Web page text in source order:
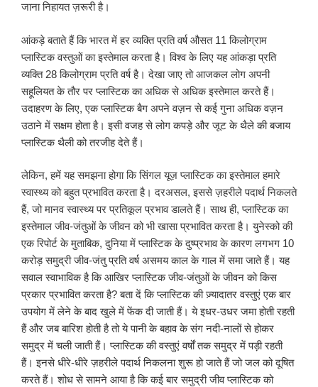
जाना निहायत ज़रूरी है।
आंकड़े बताते हैं कि भारत में हर व्यक्ति प्रति वर्ष औसत 11 किलोग्राम
प्लास्टिक वस्तुओं का इस्तेमाल करता है। विश्व के लिए यह आंकड़ा प्रति
व्यक्ति 28 किलोग्राम प्रति वर्ष है। देखा जाए तो आजकल लोग अपनी
सहूलियत के तौर पर प्लास्टिक का अधिक से अधिक इस्तेमाल करते हैं।
उदाहरण के लिए, एक प्लास्टिक बैग अपने वज़न से कई गुना अधिक वज़न
उठाने में सक्षम होता है। इसी वजह से लोग कपड़े और जूट के थैले की बजाय
प्लास्टिक थैली को तरजीह देते हैं।
लेकिन, हमें यह समझना होगा कि सिंगल यूज़ प्लास्टिक का इस्तेमाल हमारे
स्वास्थ्य को बहुत प्रभावित करता है। दरअसल, इससे ज़हरीले पदार्थ निकलते
हैं, जो मानव स्वास्थ्य पर प्रतिकूल प्रभाव डालते हैं। साथ ही, प्लास्टिक का
इस्तेमाल जीव-जंतुओं के जीवन को भी खासा प्रभावित करता है। युनेस्को की
एक रिपोर्ट के मुताबिक, दुनिया में प्लास्टिक के दुष्प्रभाव के कारण लगभग 10
करोड़ समुद्री जीव-जंतु प्रति वर्ष असमय काल के गाल में समा जाते हैं। यह
सवाल स्वाभाविक है कि आखिर प्लास्टिक जीव-जंतुओं के जीवन को किस
प्रकार प्रभावित करता है? बता दें कि प्लास्टिक की ज़्यादातर वस्तुएं एक बार
उपयोग में लेने के बाद खुले में फेंक दी जाती हैं। ये इधर-उधर जमा होती रहती
हैं और जब बारिश होती है तो ये पानी के बहाव के संग नदी-नालों से होकर
समुद्र में चली जाती हैं। प्लास्टिक की वस्तुएं वर्षों तक समुद्र में पड़ी रहती
हैं। इनसे धीरे-धीरे ज़हरीले पदार्थ निकलना शुरू हो जाते हैं जो जल को दूषित
करते हैं। शोध से सामने आया है कि कई बार समुद्री जीव प्लास्टिक को